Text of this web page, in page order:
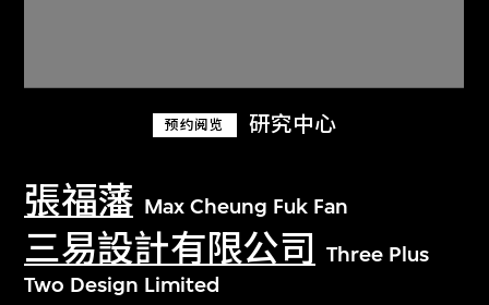
预约阅览 研究中心
張福藩 Max Cheung Fuk Fan
三易設計有限公司
Three Plus
Two Design Limited
关于M+藏品
探索世界顶级的二十及二十一世纪视觉
文化藏品。